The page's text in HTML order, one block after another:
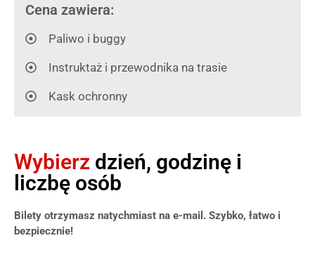
Cena zawiera:
Paliwo i buggy
Instruktaż i przewodnika na trasie
Kask ochronny
Wybierz dzień, godzinę i
liczbę osób
Bilety otrzymasz natychmiast na e-mail. Szybko, łatwo i
bezpiecznie!